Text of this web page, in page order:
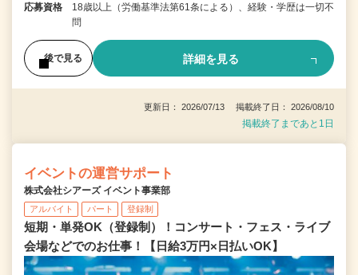
応募資格
18歳以上（労働基準法第61条による）、経験・学歴は一切不
問
後で見る 詳細を見る
更新日： 2026/07/13 掲載終了日： 2026/08/10
掲載終了まであと1日
イベントの運営サポート
株式会社シアーズ イベント事業部
アルバイト パート 登録制
短期・単発OK（登録制）！コンサート・フェス・ライブ
会場などでのお仕事！【日給3万円×日払いOK】